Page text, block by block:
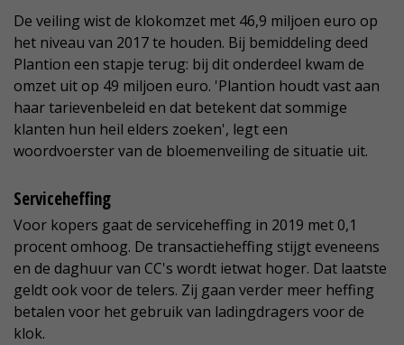
De veiling wist de klokomzet met 46,9 miljoen euro op
het niveau van 2017 te houden. Bij bemiddeling deed
Plantion een stapje terug: bij dit onderdeel kwam de
omzet uit op 49 miljoen euro. 'Plantion houdt vast aan
haar tarievenbeleid en dat betekent dat sommige
klanten hun heil elders zoeken', legt een
woordvoerster van de bloemenveiling de situatie uit.
Serviceheffing
Voor kopers gaat de serviceheffing in 2019 met 0,1
procent omhoog. De transactieheffing stijgt eveneens
en de daghuur van CC's wordt ietwat hoger. Dat laatste
geldt ook voor de telers. Zij gaan verder meer heffing
betalen voor het gebruik van ladingdragers voor de
klok.